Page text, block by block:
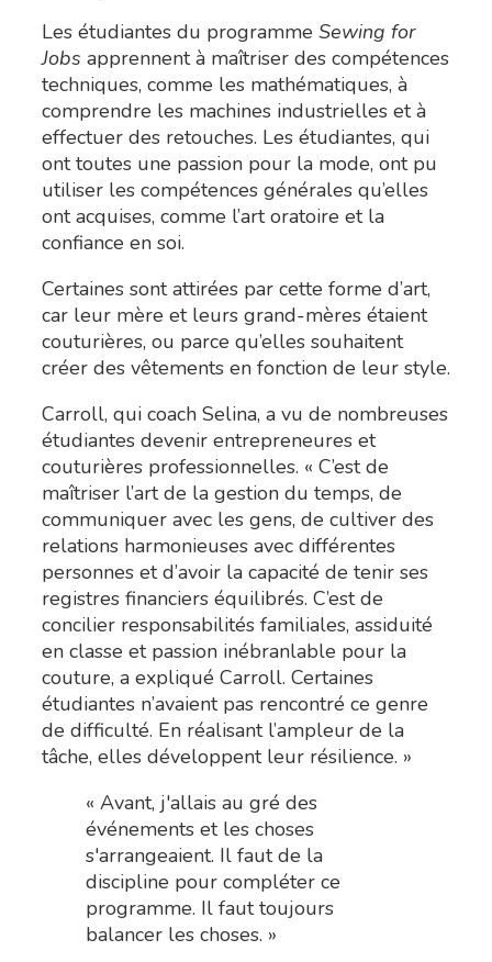
Les étudiantes du programme Sewing for
Jobs apprennent à maîtriser des compétences
techniques, comme les mathématiques, à
comprendre les machines industrielles et à
effectuer des retouches. Les étudiantes, qui
ont toutes une passion pour la mode, ont pu
utiliser les compétences générales qu’elles
ont acquises, comme l’art oratoire et la
confiance en soi.
Certaines sont attirées par cette forme d’art,
car leur mère et leurs grand-mères étaient
couturières, ou parce qu’elles souhaitent
créer des vêtements en fonction de leur style.
Carroll, qui coach Selina, a vu de nombreuses
étudiantes devenir entrepreneures et
couturières professionnelles. « C’est de
maîtriser l’art de la gestion du temps, de
communiquer avec les gens, de cultiver des
relations harmonieuses avec différentes
personnes et d’avoir la capacité de tenir ses
registres financiers équilibrés. C’est de
concilier responsabilités familiales, assiduité
en classe et passion inébranlable pour la
couture, a expliqué Carroll. Certaines
étudiantes n’avaient pas rencontré ce genre
de difficulté. En réalisant l’ampleur de la
tâche, elles développent leur résilience. »
« Avant, j'allais au gré des
événements et les choses
s'arrangeaient. Il faut de la
discipline pour compléter ce
programme. Il faut toujours
balancer les choses. »